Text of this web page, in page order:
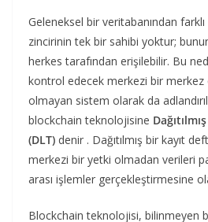
Geleneksel bir veritabanından
zincirinin tek bir sahibi yoktur;
herkes tarafından erişilebilir. Bu
kontrol edecek merkezi bir merkez
olmayan sistem olarak da
blockchain teknolojisine
(DLT) denir . Dağıtılmış bir kayıt
merkezi bir yetki olmadan verileri
arası işlemler gerçekleştirmesine
Blockchain teknolojisi, bilinmeyen